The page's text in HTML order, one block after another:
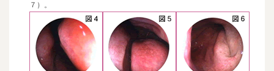
７）。